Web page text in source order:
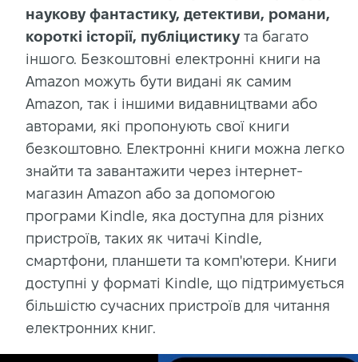
наукову фантастику, детективи, романи,
короткі історії, публіцистику та багато
іншого. Безкоштовні електронні книги на
Amazon можуть бути видані як самим
Amazon, так і іншими видавництвами або
авторами, які пропонують свої книги
безкоштовно. Електронні книги можна легко
знайти та завантажити через інтернет-
магазин Amazon або за допомогою
програми Kindle, яка доступна для різних
пристроїв, таких як читачі Kindle,
смартфони, планшети та комп'ютери. Книги
доступні у форматі Kindle, що підтримується
більшістю сучасних пристроїв для читання
електронних книг.